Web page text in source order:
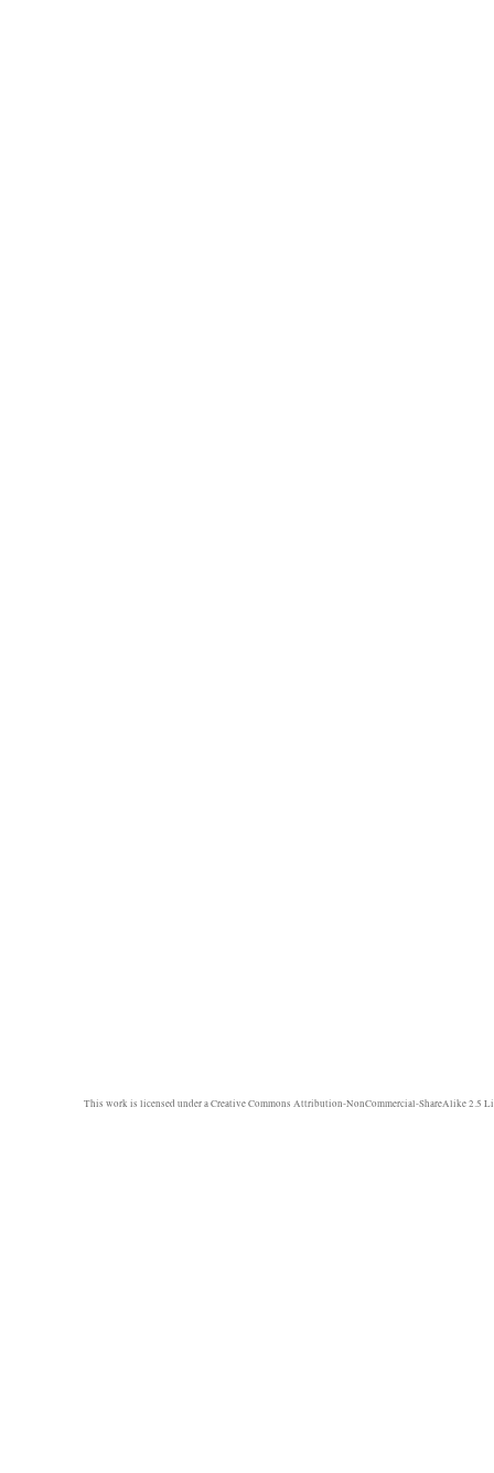
This work is licensed under aCreative Commons Attribution-NonCommercial-ShareAlike 2.5